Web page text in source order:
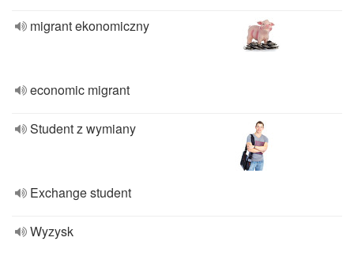
migrant ekonomiczny
economic migrant
Student z wymiany
Exchange student
Wyzysk